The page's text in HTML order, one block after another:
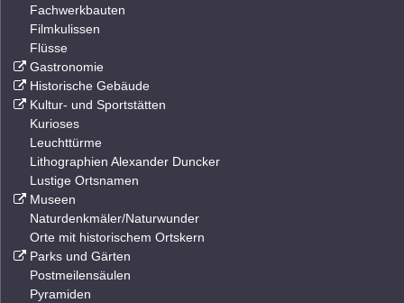
Fachwerkbauten
Filmkulissen
Flüsse
Gastronomie
Historische Gebäude
Kultur- und Sportstätten
Kurioses
Leuchttürme
Lithographien Alexander Duncker
Lustige Ortsnamen
Museen
Naturdenkmäler/Naturwunder
Orte mit historischem Ortskern
Parks und Gärten
Postmeilensäulen
Pyramiden